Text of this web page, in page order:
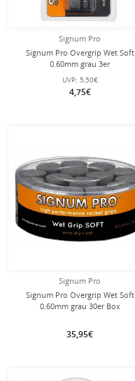
Signum Pro
Signum Pro Overgrip Wet Soft
0.60mm grau 3er
UVP: 5,50€
4,75€
Signum Pro
Signum Pro Overgrip Wet Soft
0.60mm grau 30er Box
35,95€